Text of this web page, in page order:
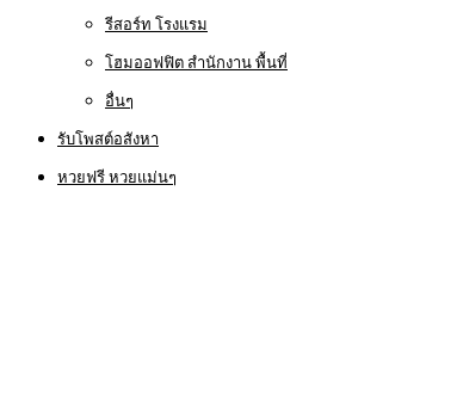
รีสอร์ท โรงแรม
โฮมออฟฟิต สำนักงาน พื้นที่
อื่นๆ
รับโพสต์อสังหา
หวยฟรี หวยแม่นๆ